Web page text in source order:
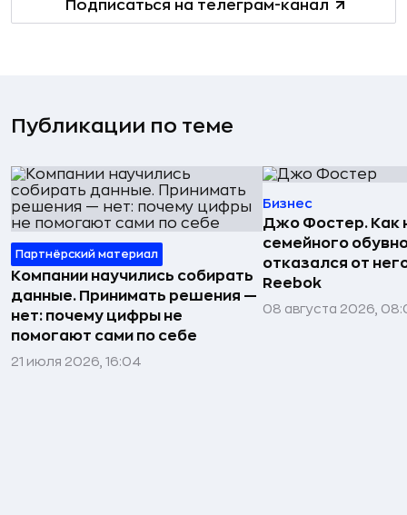
Подписаться на телеграм-канал
Публикации по теме
Партнёрский материал
Компании научились собирать
данные. Принимать решения —
нет: почему цифры не
помогают сами по себе
21 июля 2026, 16:04
Бизнес
Джо Фостер. Как
семейного
отказался от
Reebok
08 августа 2026,